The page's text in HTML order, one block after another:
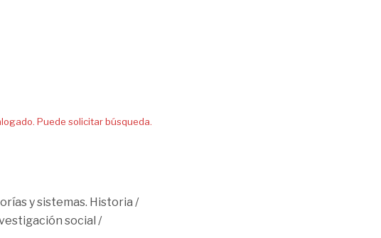
Puede solicitar búsqueda.
y sistemas. Historia /
social /